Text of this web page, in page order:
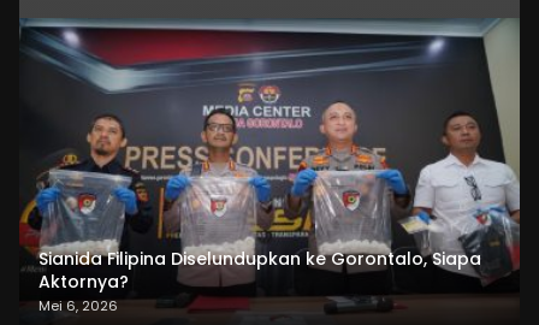
Sianida Filipina Diselundupkan ke Gorontalo, Siapa
Aktornya?
Mei 6, 2026